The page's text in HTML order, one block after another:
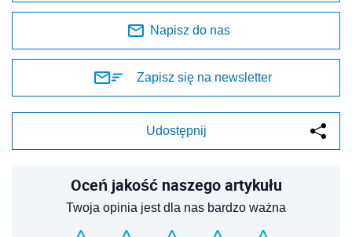
Napisz do nas
Zapisz się na newsletter
Udostępnij
Oceń jakość naszego artykułu
Twoja opinia jest dla nas bardzo ważna